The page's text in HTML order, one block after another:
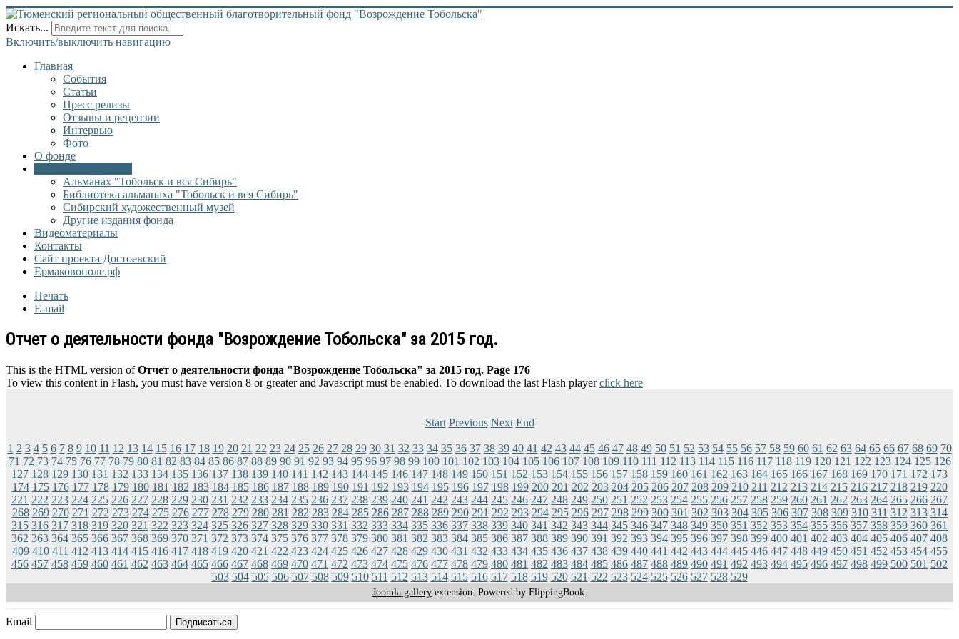
Искать...
Включить/выключить навигацию
Главная
События
Статьи
Пресс релизы
Отзывы и рецензии
Интервью
Фото
О фонде
Альманах "Тобольск и вся Сибирь"
Библиотека альманаха "Тобольск и вся Сибирь"
Сибирский художественный музей
Другие издания фонда
Видеоматериалы
Контакты
Сайт проекта Достоевский
Ермаковополе.рф
Печать
E-mail
Отчет о деятельности фонда "Возрождение Тобольска" за 2015 год.
This is the HTML version ofОтчет о деятельности фонда "Возрождение Тобольска" за 2015 год. Page 176
To view this content in Flash, you must have version 8 or greater and Javascript must be enabled. To download the last Flash playerclick here
Start Previous Next End
1 2 3 4 5 6 7 8 9 10 11 12 13 14 15 16 17 18 19 20 21 22 23 24 25 26 27 28 29 30 31 32 33 34 35 36 37 38 39 40 41 42 43 44 45 46 47 48 49 50 51 52 53 54 55 56 57 58 59 60 61 62 63 64 65 66 67 68 69 70
71 72 73 74 75 76 77 78 79 80 81 82 83 84 85 86 87 88 89 90 91 92 93 94 95 96 97 98 99 100 101 102 103 104 105 106 107 108 109 110 111 112 113 114 115 116 117 118 119 120 121 122 123 124 125 126
127 128 129 130 131 132 133 134 135 136 137 138 139 140 141 142 143 144 145 146 147 148 149 150 151 152 153 154 155 156 157 158 159 160 161 162 163 164 165 166 167 168 169 170 171 172 173
174 175 176 177 178 179 180 181 182 183 184 185 186 187 188 189 190 191 192 193 194 195 196 197 198 199 200 201 202 203 204 205 206 207 208 209 210 211 212 213 214 215 216 217 218 219 220
221 222 223 224 225 226 227 228 229 230 231 232 233 234 235 236 237 238 239 240 241 242 243 244 245 246 247 248 249 250 251 252 253 254 255 256 257 258 259 260 261 262 263 264 265 266 267
268 269 270 271 272 273 274 275 276 277 278 279 280 281 282 283 284 285 286 287 288 289 290 291 292 293 294 295 296 297 298 299 300 301 302 303 304 305 306 307 308 309 310 311 312 313 314
315 316 317 318 319 320 321 322 323 324 325 326 327 328 329 330 331 332 333 334 335 336 337 338 339 340 341 342 343 344 345 346 347 348 349 350 351 352 353 354 355 356 357 358 359 360 361
362 363 364 365 366 367 368 369 370 371 372 373 374 375 376 377 378 379 380 381 382 383 384 385 386 387 388 389 390 391 392 393 394 395 396 397 398 399 400 401 402 403 404 405 406 407 408
409 410 411 412 413 414 415 416 417 418 419 420 421 422 423 424 425 426 427 428 429 430 431 432 433 434 435 436 437 438 439 440 441 442 443 444 445 446 447 448 449 450 451 452 453 454 455
456 457 458 459 460 461 462 463 464 465 466 467 468 469 470 471 472 473 474 475 476 477 478 479 480 481 482 483 484 485 486 487 488 489 490 491 492 493 494 495 496 497 498 499 500 501 502
503 504 505 506 507 508 509 510 511 512 513 514 515 516 517 518 519 520 521 522 523 524 525 526 527 528 529
Joomla galleryextension. Powered by FlippingBook.
Email Подписаться